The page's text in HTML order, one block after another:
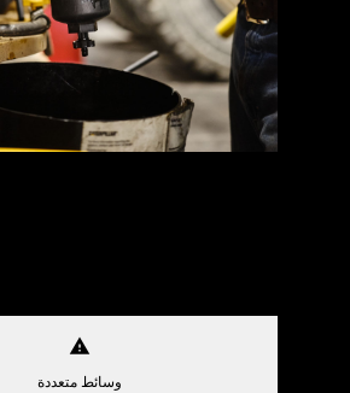
warning
وسائط متعددة